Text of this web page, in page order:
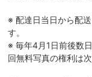
※ 配達日当日から配
す。
※ 毎年4月1日前後数
回無料写真の権利は